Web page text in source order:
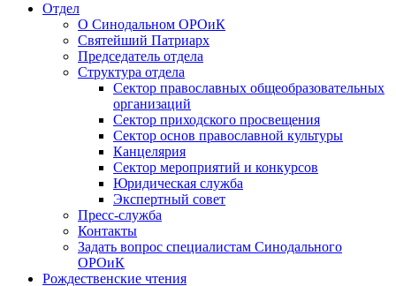
Отдел
О Синодальном ОРОиК
Святейший Патриарх
Председатель отдела
Структура отдела
Сектор православных общеобразовательных
организаций
Сектор приходского просвещения
Сектор основ православной культуры
Канцелярия
Сектор мероприятий и конкурсов
Юридическая служба
Экспертный совет
Пресс-служба
Контакты
Задать вопрос специалистам Синодального
ОРОиК
Рождественские чтения